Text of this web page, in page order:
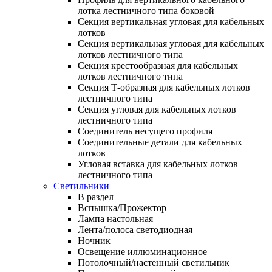
лотка лестничного типа боковой
Секция вертикальная угловая для кабельных
лотков
Секция вертикальная угловая для кабельных
лотков лестничного типа
Секция крестообразная для кабельных
лотков лестничного типа
Секция Т-образная для кабельных лотков
лестничного типа
Секция угловая для кабельных лотков
лестничного типа
Соединитель несущего профиля
Соединительные детали для кабельных
лотков
Угловая вставка для кабельных лотков
лестничного типа
Светильники
В раздел
Вспышка/Прожектор
Лампа настольная
Лента/полоса светодиодная
Ночник
Освещение иллюминационное
Потолочный/настенный светильник